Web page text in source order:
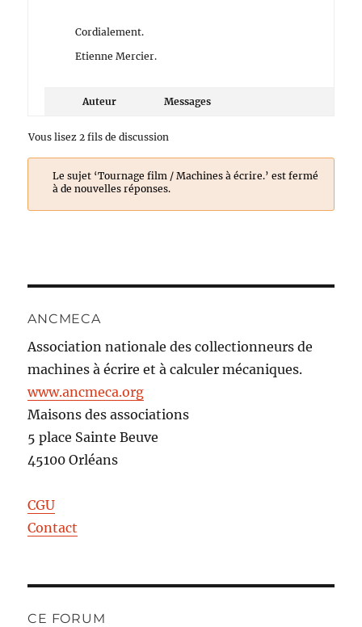
Cordialement.
Etienne Mercier.
Auteur Messages
Vous lisez 2 fils de discussion
Le sujet ‘Tournage film / Machines à écrire.’ est fermé
à de nouvelles réponses.
ANCMECA
Association nationale des collectionneurs de
machines à écrire et à calculer mécaniques.
www.ancmeca.org
Maisons des associations
5 place Sainte Beuve
45100 Orléans
CGU
Contact
CE FORUM